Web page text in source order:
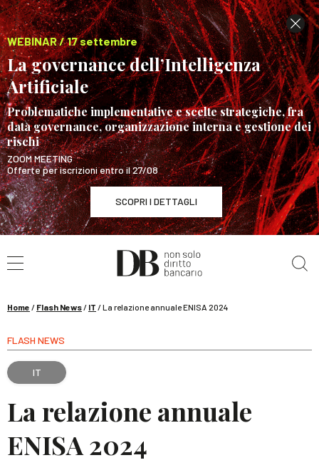
WEBINAR / 17 settembre
La governance dell’Intelligenza
Artificiale
Problematiche implementative e scelte strategiche, fra
data governance, organizzazione interna e gestione dei
rischi
ZOOM MEETING
Offerte per iscrizioni entro il 27/08
SCOPRI I DETTAGLI
WEBINAR / 17 settembre
La governance dell’Intelligenza Artificiale
Home / Flash News/ IT /La relazione annuale ENISA 2024
FLASH NEWS
IT
La relazione annuale
ENISA 2024